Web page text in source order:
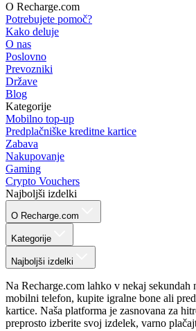
O Recharge.com
Potrebujete pomoč?
Kako deluje
O nas
Poslovno
Prevozniki
Države
Blog
Kategorije
Mobilno top-up
Predplačniške kreditne kartice
Zabava
Nakupovanje
Gaming
Crypto Vouchers
Najboljši izdelki
O Recharge.com
Kategorije
Najboljši izdelki
Na Recharge.com lahko v nekaj sekundah
mobilni telefon, kupite igralne bone ali
kartice. Naša platforma je zasnovana za
preprosto izberite svoj izdelek, varno